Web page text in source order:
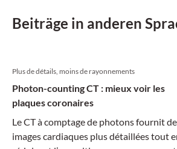
Beiträge in anderen
Plus de détails, moins de rayonnements
Photon-counting CT : mieux voir les
plaques coronaires
Le CT à comptage de photons fournit
images cardiaques plus détaillées tout